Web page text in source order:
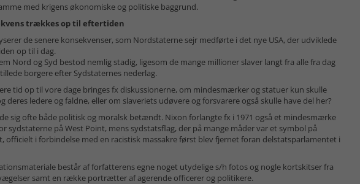
med krigens økonomiske og politiske baggrund.
trækkes op til eftertiden
de senere konsekvenser, som Nordstaterne sejr medførte i det nye USA, der udviklede
op til i dag.
Nord og Syd bestod nemlig stadig, ligesom de mange millioner slaver langt fra alle fra dag
borgere efter Sydstaternes nederlag.
tid op til vore dage bringes fx diskussionerne, om mindesmærker og statuer kun skulle
deres ledere og faldne, eller om slaveriets udøvere og forsvarere også skulle have del her?
sig ofte både politisk og moralsk betændt. Nixon forlangte fx i 1971 også et mindesmærke
sydstaterne på West Point, mens sydstatsflag, der på mange måder var et symbol på
officielt i forbindelse med en racistisk massakre først blev fjernet foran delstatsparlamentet i
består af forfatterens egne noget utydelige s/h fotos og nogle kortskitser fra
samt en række portrætter af agerende officerer og politikere.